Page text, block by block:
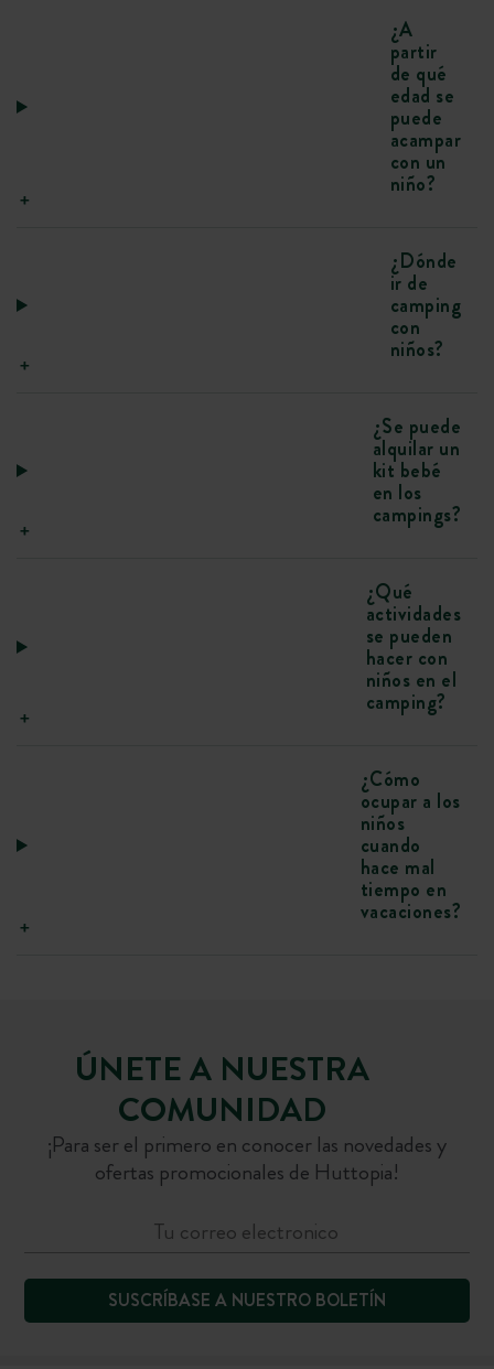
¿A
partir
de qué
edad se
puede
acampar
con un
niño?
¿Dónde
ir de
camping
con
niños?
¿Se puede
alquilar un
kit bebé
en los
campings?
¿Qué
actividades
se pueden
hacer con
niños en el
camping?
¿Cómo
ocupar a los
niños
cuando
hace mal
tiempo en
vacaciones?
ÚNETE A NUESTRA
COMUNIDAD
¡Para ser el primero en conocer las novedades y
ofertas promocionales de Huttopia!
SUSCRÍBASE A NUESTRO BOLETÍN